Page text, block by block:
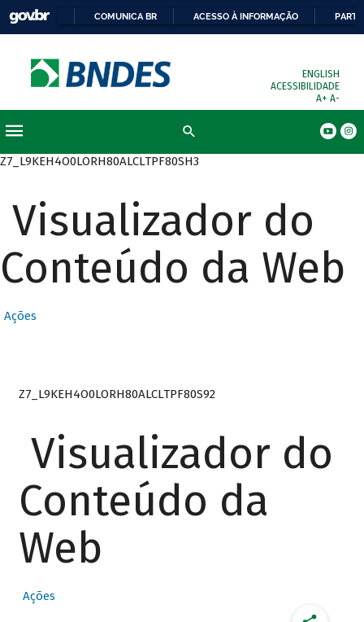
COMUNICA BR ACESSO À INFORMAÇÃO
ENGLISH
ACESSIBILIDADE
A+ A-
Z7_L9KEH4O0LORH80ALCLTPF80SH3
Visualizador do
Conteúdo da Web
Ações
Z7_L9KEH4O0LORH80ALCLTPF80S92
Visualizador do
Conteúdo da
Web
Ações